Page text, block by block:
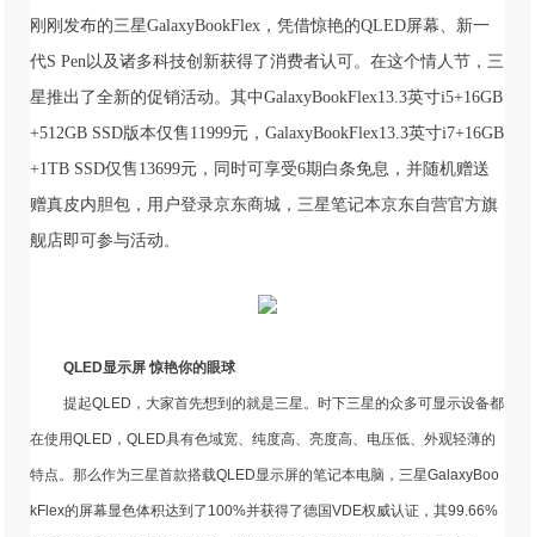
刚刚发布的三星GalaxyBookFlex，凭借惊艳的QLED屏幕、新一
代S Pen以及诸多科技创新获得了消费者认可。在这个情人节，三
星推出了全新的促销活动。其中GalaxyBookFlex13.3英寸i5+16GB
+512GB SSD版本仅售11999元，GalaxyBookFlex13.3英寸i7+16GB
+1TB SSD仅售13699元，同时可享受6期白条免息，并随机赠送
赠真皮内胆包，用户登录京东商城，三星笔记本京东自营官方旗
舰店即可参与活动。
QLED显示屏 惊艳你的眼球
提起QLED，大家首先想到的就是三星。时下三星的众多可显示设备都
在使用QLED，QLED具有色域宽、纯度高、亮度高、电压低、外观轻薄的
特点。那么作为三星首款搭载QLED显示屏的笔记本电脑，三星GalaxyBoo
kFlex的屏幕显色体积达到了100%并获得了德国VDE权威认证，其99.66%